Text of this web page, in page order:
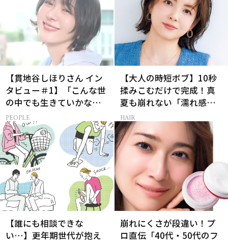
【貫地谷しほりさん イン
タビュー＃1】「こんな世
の中でも生きていかなけ
れば…」母になった今の
彼女だからこそ演じられ
る樋口一葉とは？
PEOPLE
【大人の時短ボブ】10秒
揉みこむだけで完成！真
夏も崩れない「濡れ感ハ
ンサムヘア」
HAIR
【誰にも相談できな
い…】更年期世代が抱え
崩れにくさが段違い！プ
ロ直伝「40代・50代のフ